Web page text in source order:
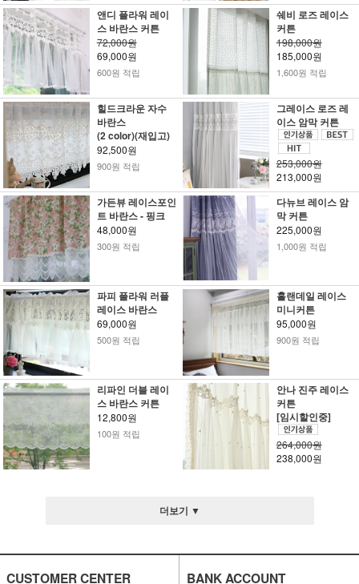
앤디 플라워 레이
스 바란스 커튼
72,000원
69,000원
600원 적립
쉐비 로즈 레이스
커튼
198,000원
185,000원
1,600원 적립
힐드크라운 자수
바란스
(2 color)(재입고)
92,500원
900원 적립
그레이스 로즈 레
이스 암막 커튼
253,000원
213,000원
가든뷰 레이스포인
트 바란스 - 핑크
48,000원
300원 적립
다뉴브 레이스 암
막 커튼
225,000원
1,000원 적립
파피 플라워 러플
레이스 바란스
69,000원
500원 적립
홀랜데일 레이스
미니커튼
95,000원
900원 적립
리파인 더블 레이
스 바란스 커튼
12,800원
100원 적립
안나 진주 레이스
커튼
[임시할인중]
264,000원
238,000원
더보기 ▼
CUSTOMER CENTER BANK ACCOUNT